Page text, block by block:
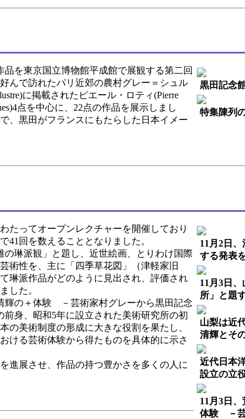
黒田記念
特集陳列
を東京国立博物館平成館で展観する第二回
んで訪れたパリ近郊の農村グレー＝シュル
に掲載されたピエール・ロティ(Pierre
点を中心に、22点の作品を展示しまし
、黒田がフランスにもたらした日本イメー
11月2日
する発表
11月3日
所」と題
山梨は近
清輝とそ
近代日本
設立の立
11月3日
体験 －芸
たってオープンレクチャーを開催しており
41回を数えることとなりました。
琳派観」と題し、近世絵画、とりわけ国際
術性を、主に「四季草花図」（津軽家旧
琳派作品がどのように見出され、評価され
した。
輝の＋体験 －芸術家村グレーから黒田記念
身、昭和5年に設立された美術研究所の初
の美術制度の形成に大きな役割を果たし、
ける芸術体験から得たものを具体的に示さ
進展させ、作品の持つ豊かさを多くの人に